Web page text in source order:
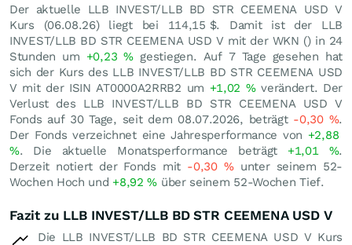
Der aktuelle LLB INVEST/LLB BD STR CEEMENA USD V
Kurs (06.08.26) liegt bei 114,15 $. Damit ist der LLB
INVEST/LLB BD STR CEEMENA USD V mit der WKN () in 24
Stunden um +0,23% gestiegen. Auf 7 Tage gesehen hat
sich der Kurs des LLB INVEST/LLB BD STR CEEMENA USD
V mit der ISIN AT0000A2RRB2 um +1,02 %verändert. Der
Verlust des LLB INVEST/LLB BD STR CEEMENA USD V
Fonds auf 30 Tage, seit dem 08.07.2026, beträgt -0,30 %.
Der Fonds verzeichnet eine Jahresperformance von +2,88
%. Die aktuelle Monatsperformance beträgt +1,01 %.
Derzeit notiert der Fonds mit -0,30 %unter seinem 52-
Wochen Hoch und +8,92% über seinem 52-Wochen Tief.
Fazit zu LLB INVEST/LLB BD STR CEEMENA USD V
Die LLB INVEST/LLB BD STR CEEMENA USD V Kurs